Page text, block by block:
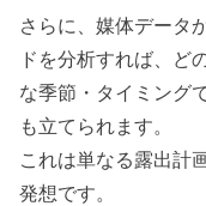
さらに、媒体データ
ドを分析すれば、ど
な季節・タイミング
も立てられます。
これは単なる露出計
発想です。